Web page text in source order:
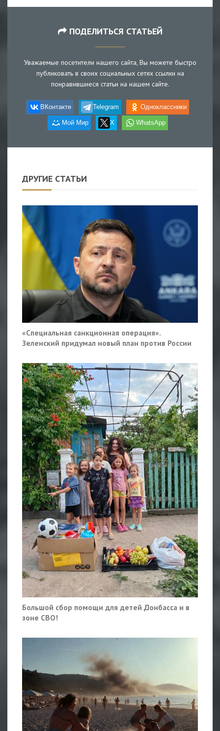
ПОДЕЛИТЬСЯ СТАТЬЕЙ
Уважаемые посетители нашего сайта, Вы можете быстро
публиковать в своих социальных сетях ссылки на
понравившиеся статьи на нашем сайте.
ВКонтакте Telegram Одноклассники
Мой Мир X WhatsApp
ДРУГИЕ СТАТЬИ
«Специальная санкционная операция».
Зеленский придумал новый план против России
Большой сбор помощи для детей Донбасса и в
зоне СВО!